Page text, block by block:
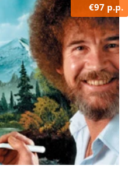
€97 p.p.